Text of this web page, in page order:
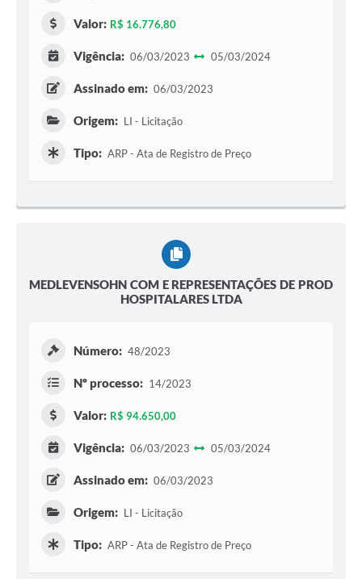
Valor: R$ 16.776,80
Vigência: 06/03/2023 05/03/2024
Assinado em: 06/03/2023
Origem: LI - Licitação
Tipo: ARP - Ata de Registro de Preço
MEDLEVENSOHN COM E REPRESENTAÇÕES DE PROD
HOSPITALARES LTDA
Número: 48/2023
Nº processo: 14/2023
Valor: R$ 94.650,00
Vigência: 06/03/2023 05/03/2024
Assinado em: 06/03/2023
Origem: LI - Licitação
Tipo: ARP - Ata de Registro de Preço